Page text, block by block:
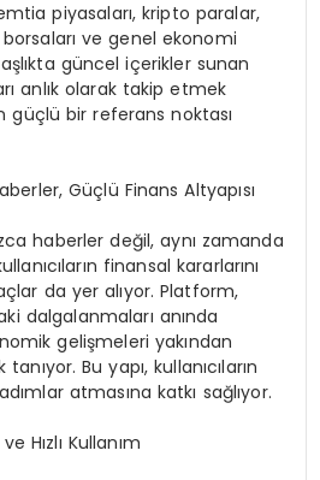
piyasaları, kripto paralar,
ve genel ekonomi
güncel içerikler sunan
anlık olarak takip etmek
güçlü bir referans noktası
Güçlü Finans Altyapısı
haberler değil, aynı zamanda
finansal kararlarını
da yer alıyor. Platform,
dalgalanmaları anında
gelişmeleri yakından
Bu yapı, kullanıcıların
atmasına katkı sağlıyor.
Hızlı Kullanım